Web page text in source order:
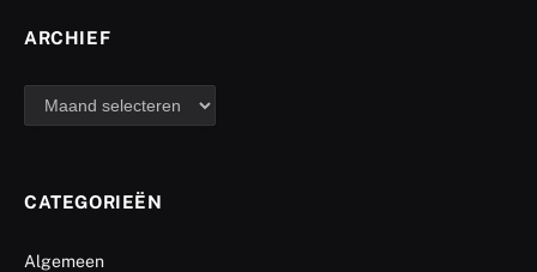
ARCHIEF
archief
CATEGORIEËN
Algemeen